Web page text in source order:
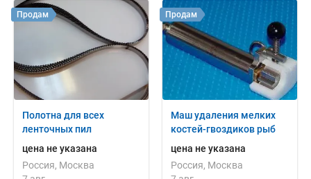
Полотна для всех
ленточных пил
цена не указана
Россия, Москва
Продам
Маш удаления мелких
костей-гвоздиков рыб
цена не указана
Россия, Москва
Продам